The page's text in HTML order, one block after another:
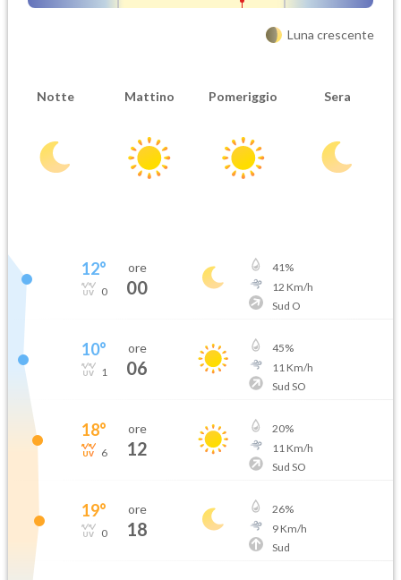
Luna crescente
Notte Mattino Pomeriggio Sera
12°
0
ore
00
41%
12 Km/h
Sud O
10°
1
ore
06
45%
11 Km/h
Sud SO
18°
6
ore
12
20%
11 Km/h
Sud SO
19°
0
ore
18
26%
9Km/h
Sud